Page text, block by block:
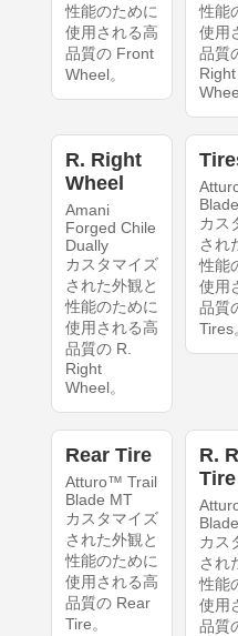
性能のために
使用される高
品質の Front
Wheel。
性能
使用
品質
Right
R. Right
Wheel
Amani
Forged Chile
Dually
カスタマイズ
された外観と
性能のために
使用される高
品質の R.
Right
Wheel。
カス
され
性能
使用
品質
Tires
Rear Tire
Atturo™ Trail
Blade MT
カスタマイズ
された外観と
性能のために
使用される高
品質の Rear
Tire。
R.
Tire
カス
され
性能
使用
品質